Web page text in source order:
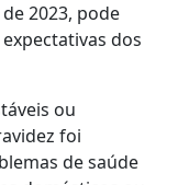
2023, pode
dos
ou
foi
de saúde